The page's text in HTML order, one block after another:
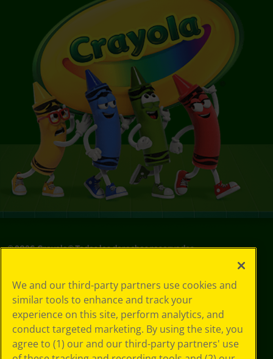
©2026Crayola® Todos los derechos reservados.
de privacidad
Política de
privacidad
Términos de SMS
GDPR
Aviso de
We and our third-party partners use cookies and
similar tools to enhance and track your
experience on this site, perform analytics, and
conduct targeted marketing. By using the site, you
agree to (1) our and our third-party partners' use